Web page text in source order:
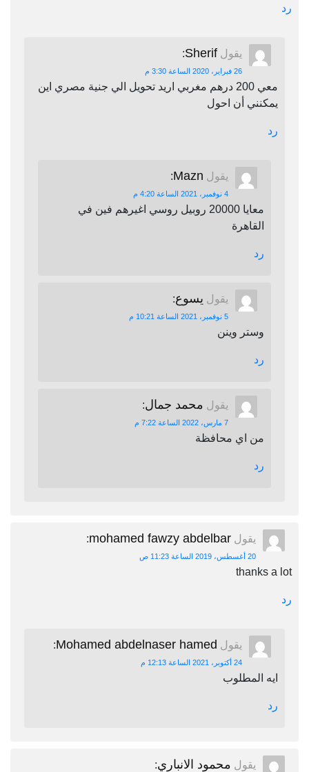
رد
يقول Sherif
:
26 فبراير، 2020 الساعة 3:30 م
معي 200 درهم مغربي اريد تحويل الي جنية مصري اين
يمكنني أن احول
رد
يقول Mazn
:
4 نوفمبر، 2021 الساعة 4:20 م
معايا 20000 روبيل روسي اغيرهم فين في
القاهرة
رد
يقول يسوع:
5 نوفمبر، 2021 الساعة 10:21 م
وستر وينن
رد
يقول محمد جمال:
7 مارس، 2022 الساعة 7:22 م
من اي محافظة
رد
يقول mohamed fawzy abdelbar
:
20 أغسطس، 2019 الساعة 11:23 ص
thanks a lot
رد
يقول Mohamed abdelnaser hamed
:
24 أكتوبر، 2021 الساعة 12:13 م
ايه المطلوب
رد
يقول محمود الانباري: